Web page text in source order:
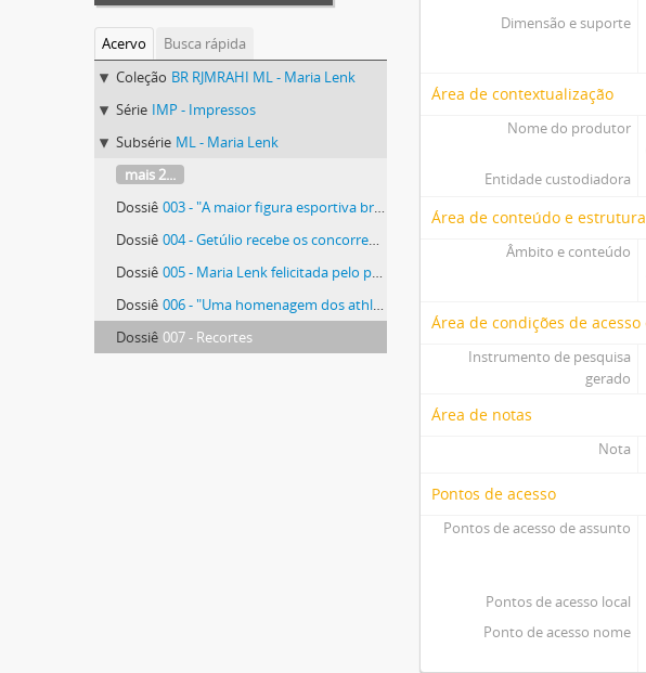
Acervo
Busca rápida
Coleção BR RJMRAHI ML - Maria Lenk
Série IMP - Impressos
Subsérie ML - Maria Lenk
mais 2...
Dossiê 003 - "A maior figura esportiva brasileira do momento"
Dossiê 004 - Getúlio recebe os concorrentes ao primeiro campeonato infanto-juvenil de natação
Dossiê 005 - Maria Lenk felicitada pelo presidente Vargas
Dossiê 006 - "Uma homenagem dos athletas da Escola de Educação Physica ao presidente Getúlio Vargas"
Dossiê 007 - Recortes
Dimensão e suporte
Área de contextualização
Nome do produtor
Entidade custodiadora
Área de conteúdo e estrutura
Âmbito e conteúdo
Área de condições de acesso
Instrumento de pesquisa
gerado
Área de notas
Nota
Pontos de acesso
Pontos de acesso de assunto
Pontos de acesso local
Ponto de acesso nome